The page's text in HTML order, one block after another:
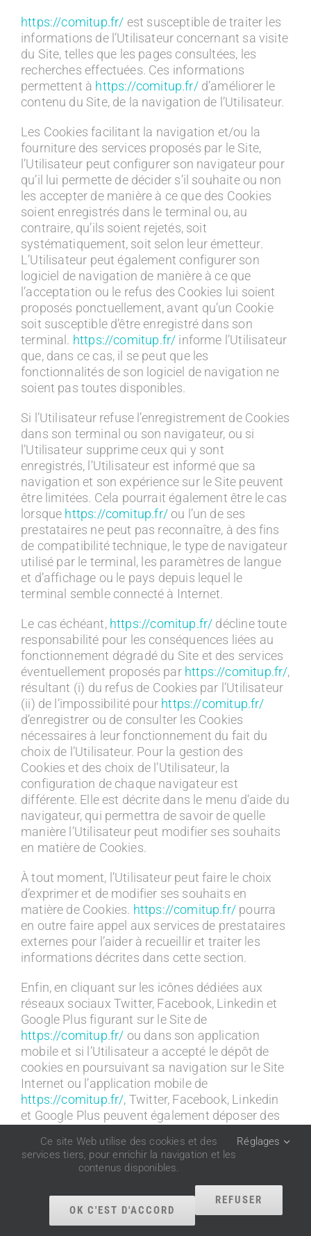
https://comitup.fr/ est susceptible de traiter les
informations de l’Utilisateur concernant sa visite
du Site, telles que les pages consultées, les
recherches effectuées. Ces informations
permettent à https://comitup.fr/d’améliorer le
contenu du Site, de la navigation de l’Utilisateur.
Les Cookies facilitant la navigation et/ou la
fourniture des services proposés par le Site,
l’Utilisateur peut configurer son navigateur pour
qu’il lui permette de décider s’il souhaite ou non
les accepter de manière à ce que des Cookies
soient enregistrés dans le terminal ou, au
contraire, qu’ils soient rejetés, soit
systématiquement, soit selon leur émetteur.
L’Utilisateur peut également configurer son
logiciel de navigation de manière à ce que
l’acceptation ou le refus des Cookies lui soient
proposés ponctuellement, avant qu’un Cookie
soit susceptible d’être enregistré dans son
terminal. https://comitup.fr/ informe l’Utilisateur
que, dans ce cas, il se peut que les
fonctionnalités de son logiciel de navigation ne
soient pas toutes disponibles.
Si l’Utilisateur refuse l’enregistrement de Cookies
dans son terminal ou son navigateur, ou si
l’Utilisateur supprime ceux qui y sont
enregistrés, l’Utilisateur est informé que sa
navigation et son expérience sur le Site peuvent
être limitées. Cela pourrait également être le cas
lorsque https://comitup.fr/ou l’un de ses
prestataires ne peut pas reconnaître, à des fins
de compatibilité technique, le type de navigateur
utilisé par le terminal, les paramètres de langue
et d’affichage ou le pays depuis lequel le
terminal semble connecté à Internet.
Le cas échéant, https://comitup.fr/ décline toute
responsabilité pour les conséquences liées au
fonctionnement dégradé du Site et des services
éventuellement proposés par https://comitup.fr/,
résultant (i) du refus de Cookies par l’Utilisateur
(ii) de l’impossibilité pour https://comitup.fr/
d’enregistrer ou de consulter les Cookies
nécessaires à leur fonctionnement du fait du
choix de l’Utilisateur. Pour la gestion des
Cookies et des choix de l’Utilisateur, la
configuration de chaque navigateur est
différente. Elle est décrite dans le menu d’aide du
navigateur, qui permettra de savoir de quelle
manière l’Utilisateur peut modifier ses souhaits
en matière de Cookies.
À tout moment, l’Utilisateur peut faire le choix
d’exprimer et de modifier ses souhaits en
matière de Cookies. https://comitup.fr/ pourra
en outre faire appel aux services de prestataires
externes pour l’aider à recueillir et traiter les
informations décrites dans cette section.
Enfin, en cliquant sur les icônes dédiées aux
réseaux sociaux Twitter, Facebook, Linkedin et
Google Plus figurant sur le Site de
https://comitup.fr/ ou dans son application
mobile et si l’Utilisateur a accepté le dépôt de
cookies en poursuivant sa navigation sur le Site
Internet ou l’application mobile de
https://comitup.fr/, Twitter, Facebook, Linkedin
et Google Plus peuvent également déposer des
téléphone portable).
Ces types de cookies ne sont déposés sur vos
terminaux qu’à condition que vous y consentiez,
en continuant votre navigation sur le Site
Internet ou l’application mobile de
Ce site Web utilise des cookies et des
services tiers, pour enrichir la navigation et les
contenus disponibles.
Réglages
OK C'EST D'ACCORD
REFUSER